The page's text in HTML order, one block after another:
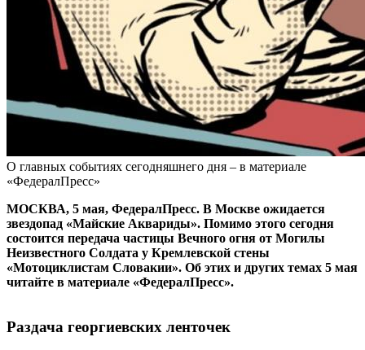
О главных событиях сегодняшнего дня – в материале
«ФедералПресс»
МОСКВА, 5 мая, ФедералПресс. В Москве ожидается
звездопад «Майские Аквариды». Помимо этого сегодня
состоится передача частицы Вечного огня от Могилы
Неизвестного Солдата у Кремлевской стены
«Мотоциклистам Словакии». Об этих и других темах 5 мая
читайте в материале «ФедералПресс».
Раздача георгиевских ленточек